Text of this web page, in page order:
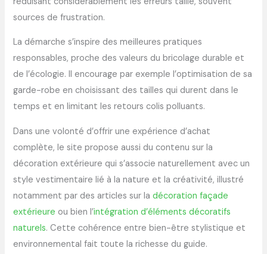
sources de frustration.
La démarche s’inspire des meilleures pratiques
responsables, proche des valeurs du bricolage durable et
de l’écologie. Il encourage par exemple l’optimisation de sa
garde-robe en choisissant des tailles qui durent dans le
temps et en limitant les retours colis polluants.
Dans une volonté d’offrir une expérience d’achat
complète, le site propose aussi du contenu sur la
décoration extérieure qui s’associe naturellement avec un
style vestimentaire lié à la nature et la créativité, illustré
notamment par des articles sur ladécoration façade
extérieure ou bien l’intégration d’éléments décoratifs
naturels. Cette cohérence entre bien-être stylistique et
environnemental fait toute la richesse du guide.